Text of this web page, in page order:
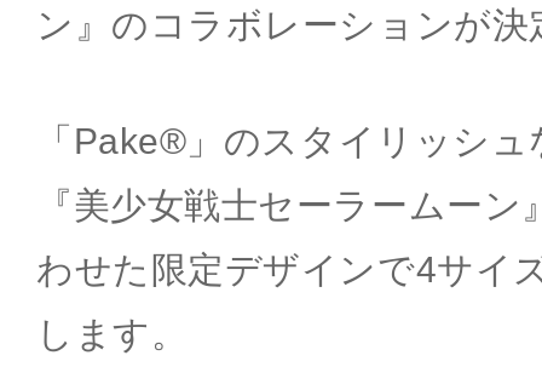
ン』のコラボレーションが
「Pake®」のスタイリッシ
『美少女戦士セーラームー
わせた限定デザインで4サイ
します。